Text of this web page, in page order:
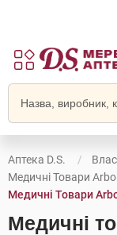
Аптека D.S.
Медичні Товари
Медичні Товари
Медичні